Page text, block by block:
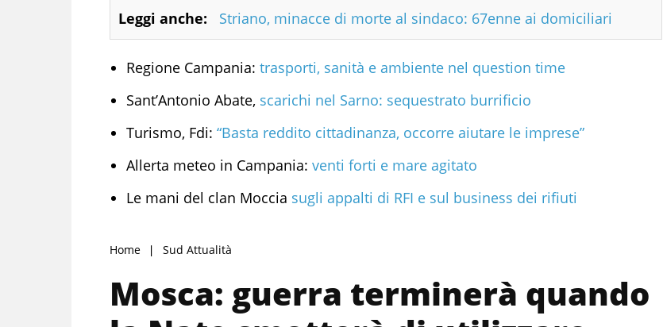
Leggi anche: Striano, minacce di morte al sindaco: 67enne ai domiciliari
Regione Campania: trasporti, sanità e ambiente nel question time
Sant’Antonio Abate, scarichi nel Sarno: sequestrato burrificio
Turismo, Fdi: “Basta reddito cittadinanza, occorre aiutare le imprese”
Allerta meteo in Campania: venti forti e mare agitato
Le mani del clan Moccia sugli appalti di RFI e sul business dei rifiuti
Home Sud Attualità
Mosca: guerra terminerà quando